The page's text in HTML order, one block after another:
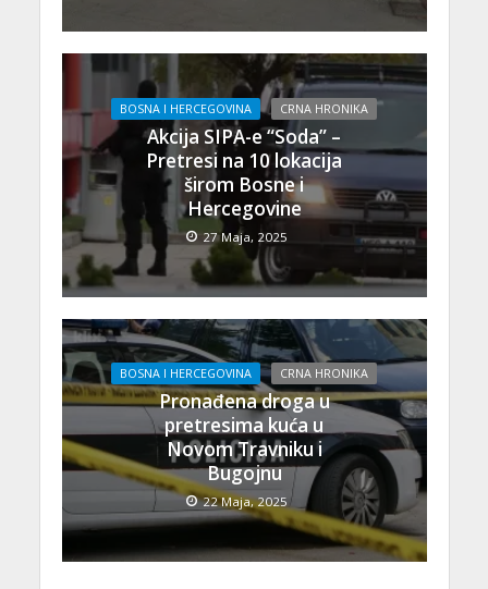
BOSNA I HERCEGOVINA CRNA HRONIKA
Akcija SIPA-e “Soda” –
Pretresi na 10 lokacija
širom Bosne i
Hercegovine
27 Maja, 2025
BOSNA I HERCEGOVINA CRNA HRONIKA
Pronađena droga u
pretresima kuća u
Novom Travniku i
Bugojnu
22 Maja, 2025